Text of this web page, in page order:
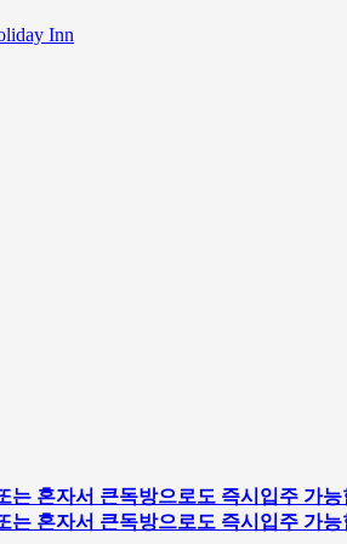
Inn
는 혼자서 큰독방으로도 즉시입주 가능
는 혼자서 큰독방으로도 즉시입주 가능